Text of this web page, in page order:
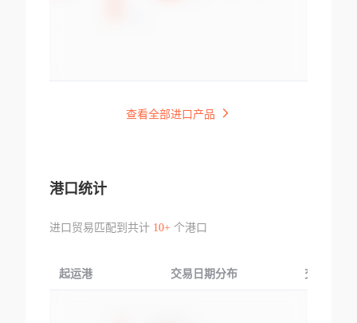
查看全部进口产品
港口统计
进口贸易匹配到共计 10+个港口
起运港 交易日期分布 交易产品